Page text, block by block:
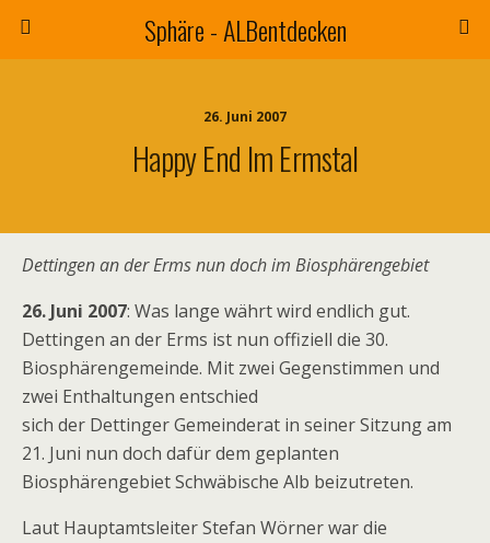
Sphäre - ALBentdecken
26. Juni 2007
Happy End Im Ermstal
Dettingen an der Erms nun doch im Biosphärengebiet
26. Juni 2007: Was lange währt wird endlich gut.
Dettingen an der Erms ist nun offiziell die 30.
Biosphärengemeinde. Mit zwei Gegenstimmen und
zwei Enthaltungen entschied
sich der Dettinger Gemeinderat in seiner Sitzung am
21. Juni nun doch dafür dem geplanten
Biosphärengebiet Schwäbische Alb beizutreten.
Laut Hauptamtsleiter Stefan Wörner war die